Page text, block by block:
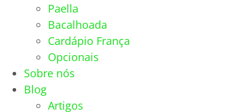
Paella
Bacalhoada
Cardápio França
Opcionais
Sobre nós
Blog
Artigos